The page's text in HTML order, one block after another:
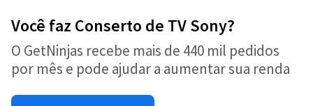
Você faz Conserto de TV Sony?
O GetNinjas recebe mais de 440 mil pedidos
por mês e pode ajudar a aumentar sua renda